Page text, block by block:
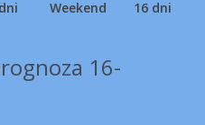
Weekend 16 dni
16-